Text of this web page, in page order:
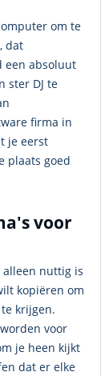
om te
, dat
een absoluut
ster DJ te
firma in
je eerst
plaats goed
voor
nuttig is
kopiëren om
krijgen.
voor
je heen kijkt
dat er elke